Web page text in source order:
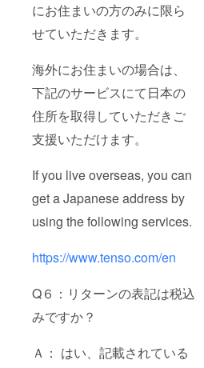
にお住まいの方のみに限ら
せていただきます。
海外にお住まいの場合は、
下記のサービスにて日本の
住所を取得していただきご
支援いただけます。
If you live overseas, you can
get a Japanese address by
using the following services.
https://www.tenso.com/en
Q６：リターンの表記は税込
みですか？
Ａ： はい、記載されている